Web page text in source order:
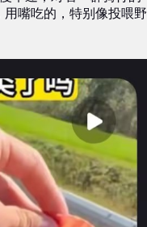
嘴吃的，特别像投喂野